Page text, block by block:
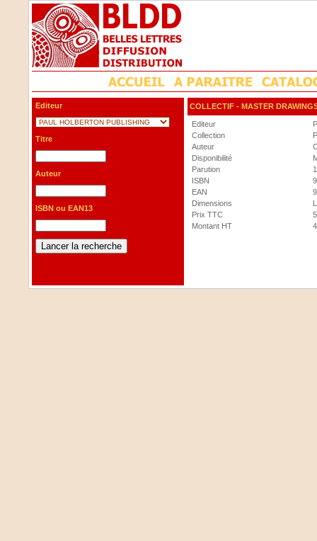
Editeur
Titre
Auteur
ISBN ou EAN13
COLLECTIF - MASTER
Editeur
Collection
Auteur
Disponibilité
Parution
ISBN
EAN
Dimensions
Prix TTC
Montant HT